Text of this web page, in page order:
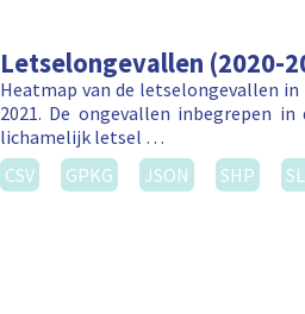
Letselongevallen (2020-
Heatmap van de letselongevallen
2021. De ongevallen inbegrepen
lichamelijk letsel …
CSV
GPKG JSON SHP